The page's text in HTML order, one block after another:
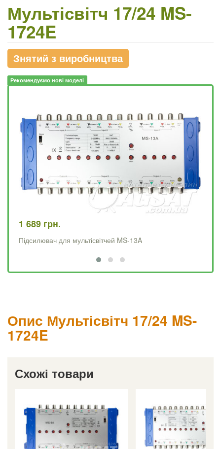
Мультісвітч 17/24 MS-
1724E
Знятий з виробництва
Рекомендуємо нові моделі
1 689 грн.
Підсилювач для мультісвітчей MS-13A
Опис Мультісвітч 17/24 MS-
1724E
Схожі товари